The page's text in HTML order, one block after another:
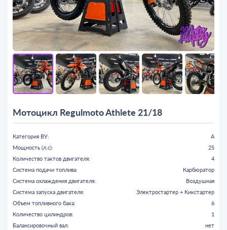
Мотоцикл Regulmoto Athlete 21/18
Категория ВУ:
A
Мощность (л.с):
25
Количество тактов двигателя:
4
Система подачи топлива:
Карбюратор
Система охлаждения двигателя:
Воздушная
Система запуска двигателя:
Электростартер + Кикстартер
Объем топливного бака:
6
Количество цилиндров:
1
Балансировочный вал:
нет